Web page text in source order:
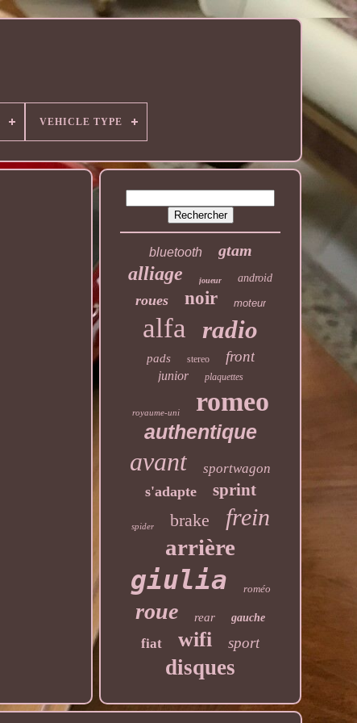
VEHICLE TYPE
bluetooth gtam
alliage joueur android
roues noir moteur
alfa radio
pads stereo front
junior plaquettes
royaume-uni romeo
authentique
avant sportwagon
s'adapte sprint
spider brake frein
arrière
giulia roméo
roue rear gauche
fiat wifi sport
disques